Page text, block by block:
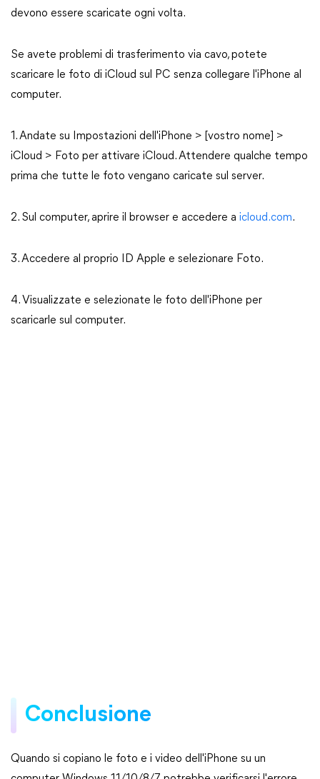
devono essere scaricate ogni volta.
Se avete problemi di trasferimento via cavo, potete
scaricare le foto di iCloud sul PC senza collegare l'iPhone al
computer.
1. Andate su Impostazioni dell'iPhone > [vostro nome] >
iCloud > Foto per attivare iCloud. Attendere qualche tempo
prima che tutte le foto vengano caricate sul server.
2. Sul computer, aprire il browser e accedere a icloud.com.
3. Accedere al proprio ID Apple e selezionare Foto.
4. Visualizzate e selezionate le foto dell'iPhone per
scaricarle sul computer.
Conclusione
Quando si copiano le foto e i video dell'iPhone su un